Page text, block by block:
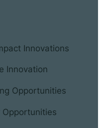
Innovations
Innovation
Opportunities
Opportunities